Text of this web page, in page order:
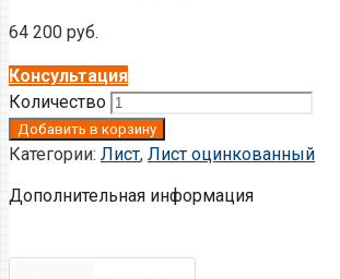
64 200 руб.
Консультация
Количество
Добавить в корзину
Категории: Лист, Лист оцинкованный
Дополнительная информация